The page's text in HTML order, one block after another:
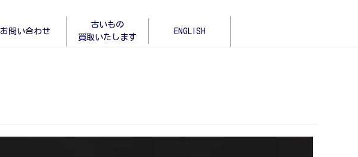
お問い合わせ
古いもの
買取いたします
ENGLISH